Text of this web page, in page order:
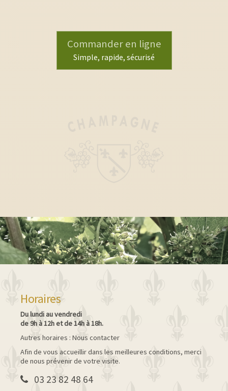
Commander en ligne
Simple, rapide, sécurisé
Horaires
Du lundi au vendredi
de 9h à 12h et de 14h à 18h.
Autres horaires : Nous contacter
Afin de vous accueillir dans les meilleures conditions, merci
de nous prévenir de votre visite.
03 23 82 48 64